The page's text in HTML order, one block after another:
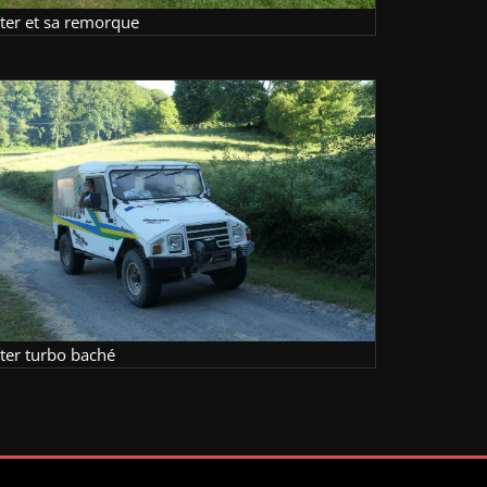
et sa remorque
turbo baché